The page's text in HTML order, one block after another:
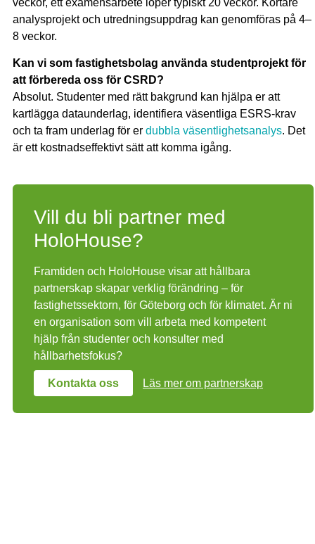
analysprojekt och utredningsuppdrag kan genomföras på 4–
8 veckor.
Kan vi som fastighetsbolag använda studentprojekt för
att förbereda oss för CSRD?
Absolut. Studenter med rätt bakgrund kan hjälpa er att
kartlägga dataunderlag, identifiera väsentliga ESRS-krav
och ta fram underlag för er dubbla väsentlighetsanalys. Det
är ett kostnadseffektivt sätt att komma igång.
Vill du bli partner med
HoloHouse?
Framtiden och HoloHouse visar att hållbara
partnerskap skapar verklig förändring – för
fastighetssektorn, för Göteborg och för klimatet. Är ni
en organisation som vill arbeta med kompetent
hjälp från studenter och konsulter med
hållbarhetsfokus?
Kontakta oss Läs mer om partnerskap